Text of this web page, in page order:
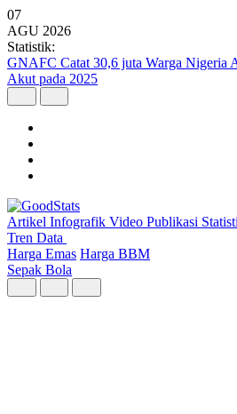
07
AGU 2026
Statistik:
GNAFC Catat 30,6 juta Warga Nigeria
Akut pada 2025
Artikel Infografik Video Publikasi
Tren Data
Harga Emas Harga BBM
Sepak Bola